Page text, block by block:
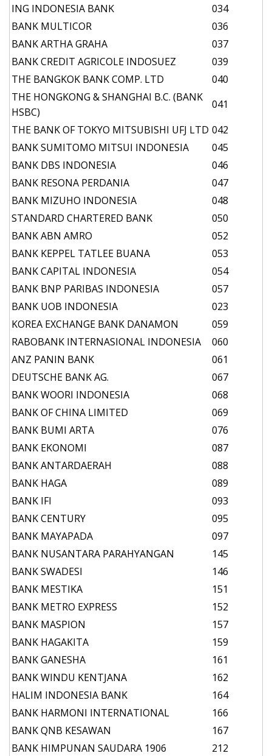
ING INDONESIA BANK
034
BANK MULTICOR
036
BANK ARTHA GRAHA
037
BANK CREDIT AGRICOLE INDOSUEZ
039
THE BANGKOK BANK COMP. LTD
040
THE HONGKONG & SHANGHAI B.C. (BANK
HSBC)
041
THE BANK OF TOKYO MITSUBISHI UFJ LTD 042
BANK SUMITOMO MITSUI INDONESIA
045
BANK DBS INDONESIA
046
BANK RESONA PERDANIA
047
BANK MIZUHO INDONESIA
048
STANDARD CHARTERED BANK
050
BANK ABN AMRO
052
BANK KEPPEL TATLEE BUANA
053
BANK CAPITAL INDONESIA
054
BANK BNP PARIBAS INDONESIA
057
BANK UOB INDONESIA
023
KOREA EXCHANGE BANK DANAMON
059
RABOBANK INTERNASIONAL INDONESIA
060
ANZ PANIN BANK
061
DEUTSCHE BANK AG.
067
BANK WOORI INDONESIA
068
BANK OF CHINA LIMITED
069
BANK BUMI ARTA
076
BANK EKONOMI
087
BANK ANTARDAERAH
088
BANK HAGA
089
BANK IFI
093
BANK CENTURY
095
BANK MAYAPADA
097
BANK NUSANTARA PARAHYANGAN
145
BANK SWADESI
146
BANK MESTIKA
151
BANK METRO EXPRESS
152
BANK MASPION
157
BANK HAGAKITA
159
BANK GANESHA
161
BANK WINDU KENTJANA
162
HALIM INDONESIA BANK
164
BANK HARMONI INTERNATIONAL
166
BANK QNB KESAWAN
167
BANK HIMPUNAN SAUDARA 1906
212